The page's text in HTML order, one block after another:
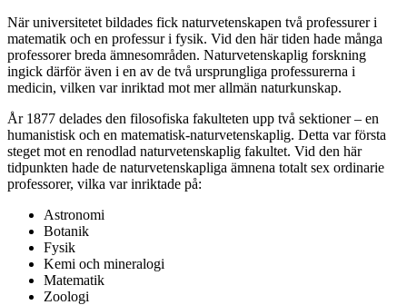
När universitetet bildades fick naturvetenskapen två professurer i
matematik och en professur i fysik. Vid den här tiden hade många
professorer breda ämnesområden. Naturvetenskaplig forskning
ingick därför även i en av de två ursprungliga professurerna i
medicin, vilken var inriktad mot mer allmän naturkunskap.
År 1877 delades den filosofiska fakulteten upp två sektioner – en
humanistisk och en matematisk-naturvetenskaplig. Detta var första
steget mot en renodlad naturvetenskaplig fakultet. Vid den här
tidpunkten hade de naturvetenskapliga ämnena totalt sex ordinarie
professorer, vilka var inriktade på:
Astronomi
Botanik
Fysik
Kemi och mineralogi
Matematik
Zoologi